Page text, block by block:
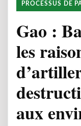
PROCESSUS DE
Gao :
les
aux